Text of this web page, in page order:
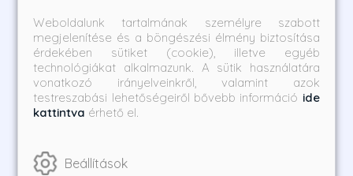
Weboldalunk tartalmának személyre szabott
megjelenítése és a böngészési élmény biztosítása
érdekében sütiket (cookie), illetve egyéb
technológiákat alkalmazunk. A sütik használatára
vonatkozó irányelveinkről, valamint azok
testreszabási lehetőségeiről bővebb információ ide
kattintva érhető el.
Beállítások